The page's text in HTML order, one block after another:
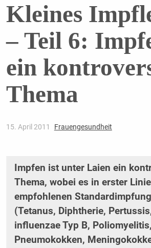
Kleines
– Teil 6:
ein
Thema
15. April 2011 Frauengesundheit
Impfen ist unter Laien ein
Thema, wobei es in erster
empfohlenen
(Tetanus, Diphtherie,
influenzae Typ B,
Pneumokokken,